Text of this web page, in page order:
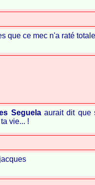
que ce mec n'a raté
Seguelaaurait dit que
vie... !